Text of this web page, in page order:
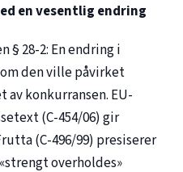
en vesentlig endring
28-2: En endring i
den ville påvirket
konkurransen. EU-
(C-454/06) gir
(C-496/99) presiserer
overholdes»